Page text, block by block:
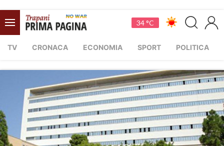
34 °C
TV CRONACA ECONOMIA SPORT POLITICA